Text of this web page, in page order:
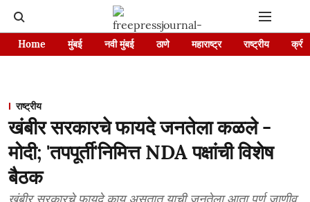
Home मुंबई नवी मुंबई ठाणे महाराष्ट्र राष्ट्रीय
राष्ट्रीय
खंबीर सरकारचे फायदे जनतेला कळले -
मोदी; 'तपपूर्ती'निमित्त NDA पक्षांची विशेष
बैठक